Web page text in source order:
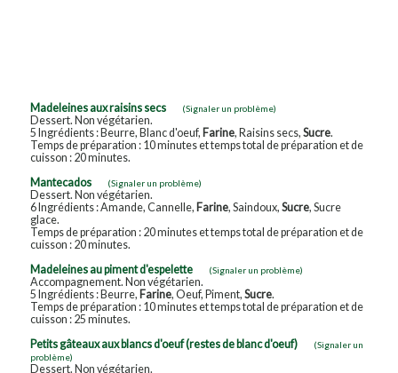
Madeleines aux raisins secs (Signaler un problème)
Dessert. Non végétarien.
5 Ingrédients : Beurre, Blanc d'oeuf, Farine, Raisins secs, Sucre.
Temps de préparation : 10 minutes et temps total de préparation et de
cuisson : 20 minutes.
Mantecados
(Signaler un problème)
Dessert. Non végétarien.
6 Ingrédients : Amande, Cannelle, Farine, Saindoux, Sucre, Sucre
glace.
Temps de préparation : 20 minutes et temps total de préparation et de
cuisson : 20 minutes.
Madeleines au piment d'espelette
(Signaler un problème)
Accompagnement. Non végétarien.
5 Ingrédients : Beurre, Farine, Oeuf, Piment, Sucre.
Temps de préparation : 10 minutes et temps total de préparation et de
cuisson : 25 minutes.
Petits gâteaux aux blancs d'oeuf (restes de blanc d'oeuf)
(Signaler un
problème)
Dessert. Non végétarien.